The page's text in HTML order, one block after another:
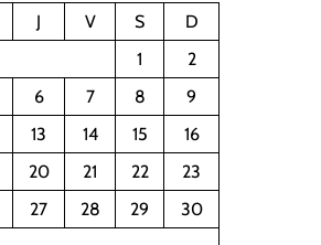
J V S
D
1
2
6 7 8
9
13 14 15
16
20 21 22
23
27 28 29
30